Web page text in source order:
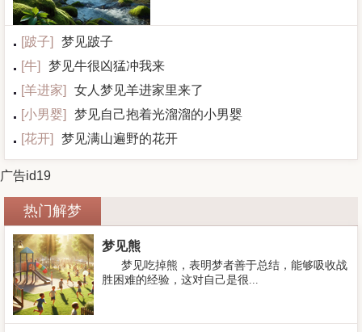
[跛子]
梦见跛子
[牛]
梦见牛很凶猛冲我来
[羊进家]
女人梦见羊进家里来了
[小男婴]
梦见自己抱着光溜溜的小男婴
[花开] 梦见满山遍野的花开
广告id19
热门解梦
梦见熊
梦见吃掉熊，表明梦者善于总结，能够吸收战
胜困难的经验，这对自己是很...